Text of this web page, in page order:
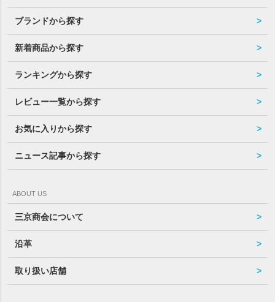
ブランドから探す
新着商品から探す
ランキングから探す
レビュー一覧から探す
お気に入りから探す
ニュース記事から探す
ABOUT US
三京商会について
沿革
取り扱い店舗